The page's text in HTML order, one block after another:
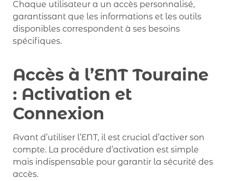
Chaque utilisateur a un accès personnalisé,
garantissant que les informations et les outils
disponibles correspondent à ses besoins
spécifiques.
Accès à l’ENT Touraine
: Activation et
Connexion
Avant d’utiliser l’ENT, il est crucial d’activer son
compte. La procédure d’activation est simple
mais indispensable pour garantir la sécurité des
accès.